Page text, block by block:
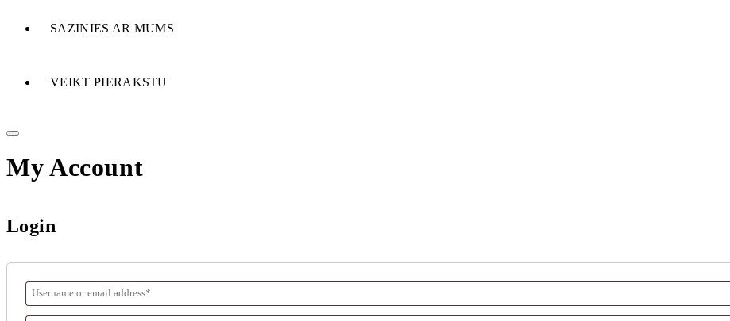
SAZINIES AR MUMS
VEIKT PIERAKSTU
My Account
Login